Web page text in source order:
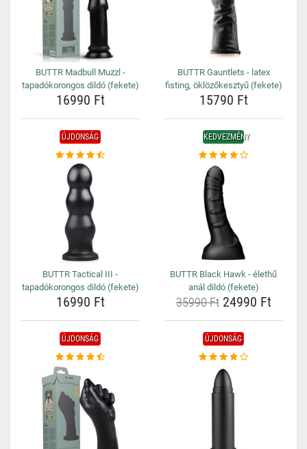
BUTTR Madbull Muzzl -
tapadókorongos dildó (fekete)
16990 Ft
BUTTR Gauntlets - latex
fisting, öklözőkesztyű (fekete)
15790 Ft
ÚJDONSÁG
BUTTR Tactical III -
tapadókorongos dildó (fekete)
16990 Ft
KEDVEZMÉNY
BUTTR Black Hawk - élethű
anál dildó (fekete)
35990 Ft24990 Ft
ÚJDONSÁG ÚJDONSÁG